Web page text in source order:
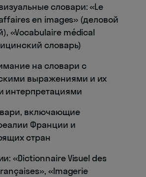
словари: «Le
en images» (деловой
«Vocabulaire médical
словарь)
на словари с
выражениями и их
интерпретациями
включающие
Франции и
стран
«Dictionnaire Visuel des
«Imagerie